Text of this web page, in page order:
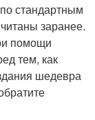
стандартным
заранее.
помощи
тем, как
шедевра